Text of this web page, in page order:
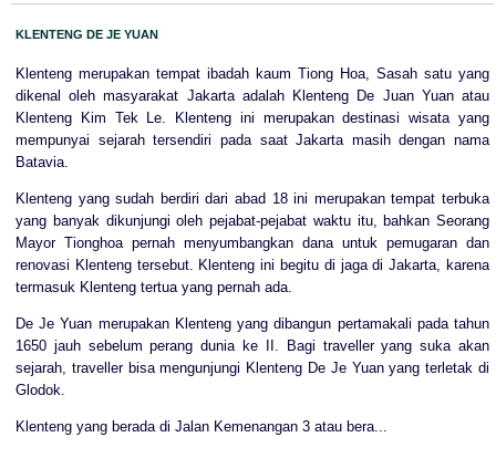
KLENTENG DE JE YUAN
Klenteng merupakan tempat ibadah kaum Tiong Hoa, Sasah satu yang
dikenal oleh masyarakat Jakarta adalah Klenteng De Juan Yuan atau
Klenteng Kim Tek Le. Klenteng ini merupakan destinasi wisata yang
mempunyai sejarah tersendiri pada saat Jakarta masih dengan nama
Batavia.
Klenteng yang sudah berdiri dari abad 18 ini merupakan tempat terbuka
yang banyak dikunjungi oleh pejabat-pejabat waktu itu, bahkan Seorang
Mayor Tionghoa pernah menyumbangkan dana untuk pemugaran dan
renovasi Klenteng tersebut. Klenteng ini begitu di jaga di Jakarta, karena
termasuk Klenteng tertua yang pernah ada.
De Je Yuan merupakan Klenteng yang dibangun pertamakali pada tahun
1650 jauh sebelum perang dunia ke II. Bagi traveller yang suka akan
sejarah, traveller bisa mengunjungi Klenteng De Je Yuan yang terletak di
Glodok.
Klenteng yang berada di Jalan Kemenangan 3 atau bera...